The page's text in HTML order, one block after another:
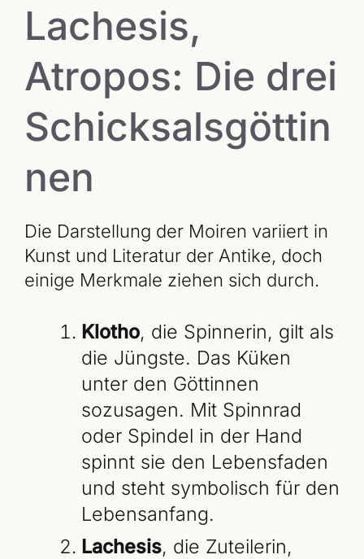
Lachesis,
Atropos: Die drei
Schicksalsgöttin
nen
Die Darstellung der Moiren variiert in
Kunst und Literatur der Antike, doch
einige Merkmale ziehen sich durch.
Klotho, die Spinnerin, gilt als
die Jüngste. Das Küken
unter den Göttinnen
sozusagen. Mit Spinnrad
oder Spindel in der Hand
spinnt sie den Lebensfaden
und steht symbolisch für den
Lebensanfang.
Lachesis, die Zuteilerin,